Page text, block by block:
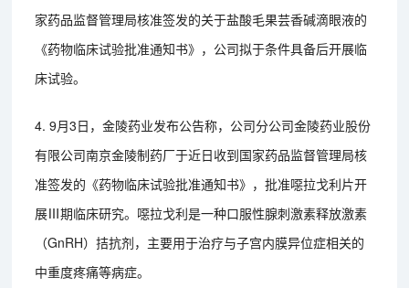
家药品监督管理局核准签发的关于盐酸毛果芸香碱滴眼液的
《药物临床试验批准通知书》，公司拟于条件具备后开展临
床试验。
4. 9月3日，金陵药业发布公告称，公司分公司金陵药业股份
有限公司南京金陵制药厂于近日收到国家药品监督管理局核
准签发的《药物临床试验批准通知书》，批准噁拉戈利片开
展Ⅲ期临床研究。噁拉戈利是一种口服性腺刺激素释放激素
（GnRH）拮抗剂，主要用于治疗与子宫内膜异位症相关的
中重度疼痛等病症。